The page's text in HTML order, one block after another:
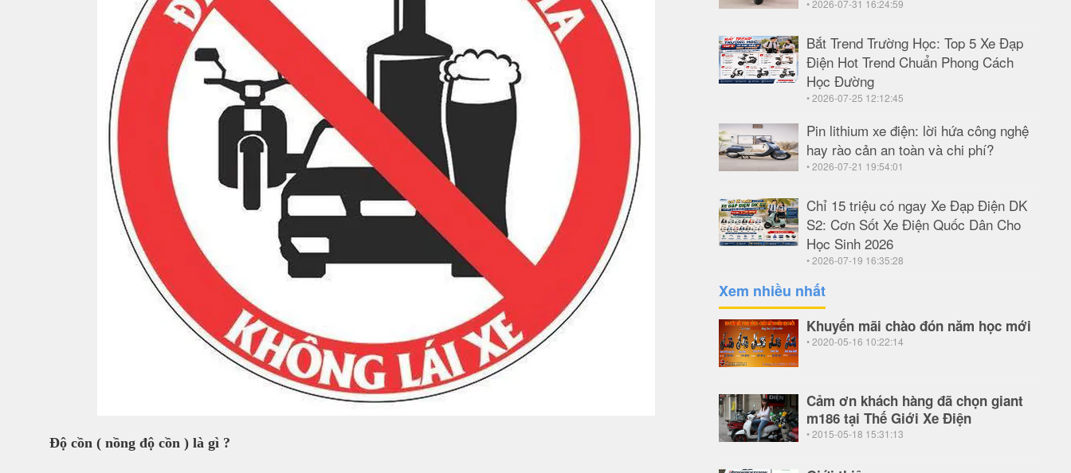
Độ cồn ( nồng độ cồn ) là gì ?
• 2026-07-31 16:24:59
Bắt Trend Trường Học: Top 5 Xe Đạp
Điện Hot Trend Chuẩn Phong Cách
Học Đường
• 2026-07-25 12:12:45
Pin lithium xe điện: lời hứa công nghệ
hay rào cản an toàn và chi phí?
• 2026-07-21 19:54:01
Chỉ 15 triệu có ngay Xe Đạp Điện DK
S2: Cơn Sốt Xe Điện Quốc Dân Cho
Học Sinh 2026
• 2026-07-19 16:35:28
Xem nhiều nhất
Khuyến mãi chào đón năm học mới
• 2020-05-16 10:22:14
Cảm ơn khách hàng đã chọn giant
m186 tại Thế Giới Xe Điện
• 2015-05-18 15:31:13